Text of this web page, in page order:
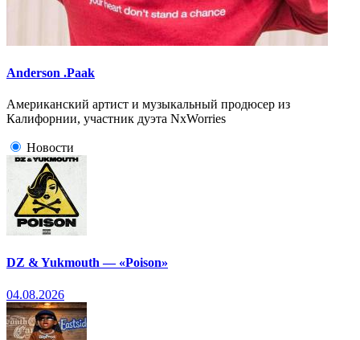
Anderson .Paak
Американский артист и музыкальный продюсер из
Калифорнии, участник дуэта NxWorries
Новости
DZ & Yukmouth — «Poison»
04.08.2026